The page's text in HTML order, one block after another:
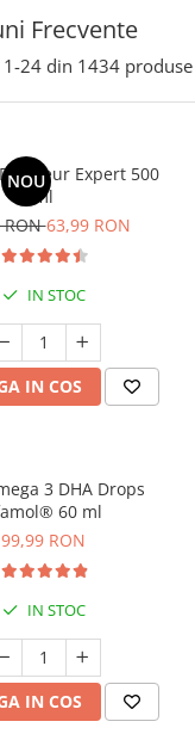
Frecvente
1-24 din 1434 produse
NOU
Expert 500
ml
RON63,99 RON
IN STOC
IN COS
3 DHA Drops
60 ml
99,99 RON
IN STOC
IN COS